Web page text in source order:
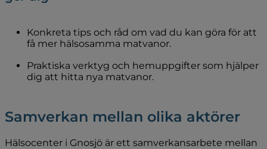
Konkreta tips och råd om vad du kan göra för att
få mer hälsosamma matvanor.
Praktiska verktyg och hemuppgifter som hjälper
dig att hitta nya matvanor.
Samverkan mellan olika aktörer
Hälsocenter i Gnosjö är ett samverkansarbete mellan